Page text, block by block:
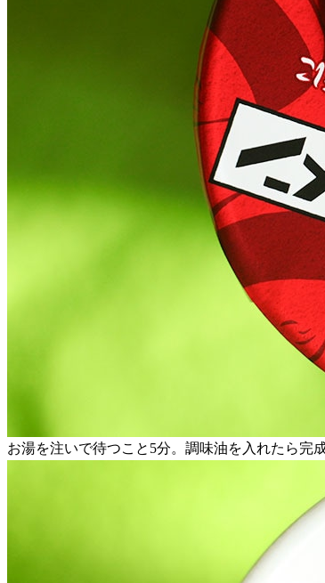
お湯を注いで待つこと5分。調味油を入れたら完成